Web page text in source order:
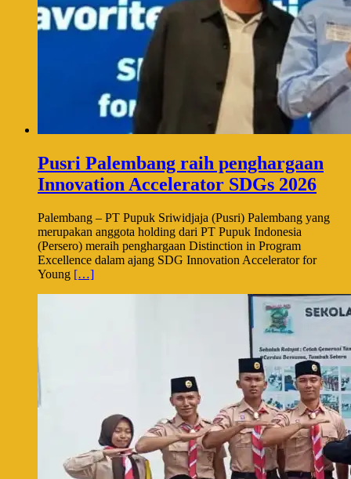
Pusri Palembang raih penghargaan
Innovation Accelerator SDGs 2026
Palembang – PT Pupuk Sriwidjaja (Pusri) Palembang yang
merupakan anggota holding dari PT Pupuk Indonesia
(Persero) meraih penghargaan Distinction in Program
Excellence dalam ajang SDG Innovation Accelerator for
Young […]